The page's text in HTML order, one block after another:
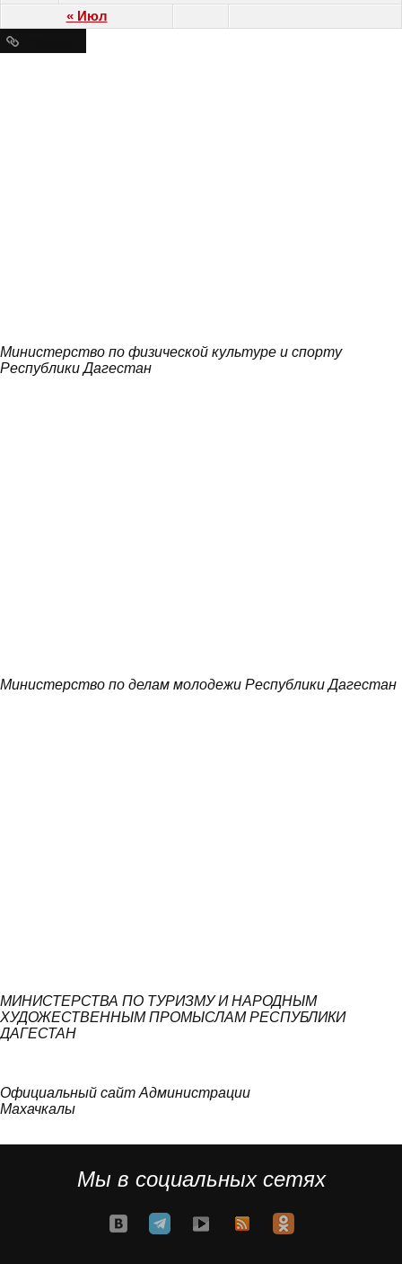
« Июл
Министерство по физической культуре и спорту
Республики Дагестан
Министерство по делам молодежи Республики Дагестан
МИНИСТЕРСТВА ПО ТУРИЗМУ И НАРОДНЫМ
ХУДОЖЕСТВЕННЫМ ПРОМЫСЛАМ РЕСПУБЛИКИ
ДАГЕСТАН
Официальный сайт Администрации
Махачкалы
Мы в социальных сетях